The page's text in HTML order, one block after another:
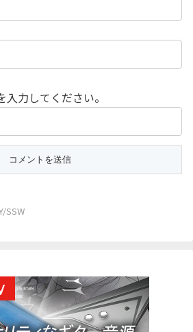
力してください。
SSW